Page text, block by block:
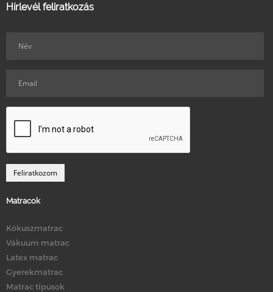
Hírlevél feliratkozás
Matracok
Kókuszmatrac
Vákuum matrac
Latex matrac
Gyerekmatrac
Matrac típusok